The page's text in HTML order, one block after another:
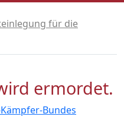
für die
ermordet.
Bundes